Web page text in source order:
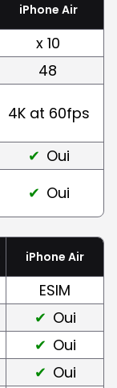
iPhone Air
x 10
48
4K at 60fps
Oui
Oui
iPhone Air
ESIM
Oui
Oui
Oui